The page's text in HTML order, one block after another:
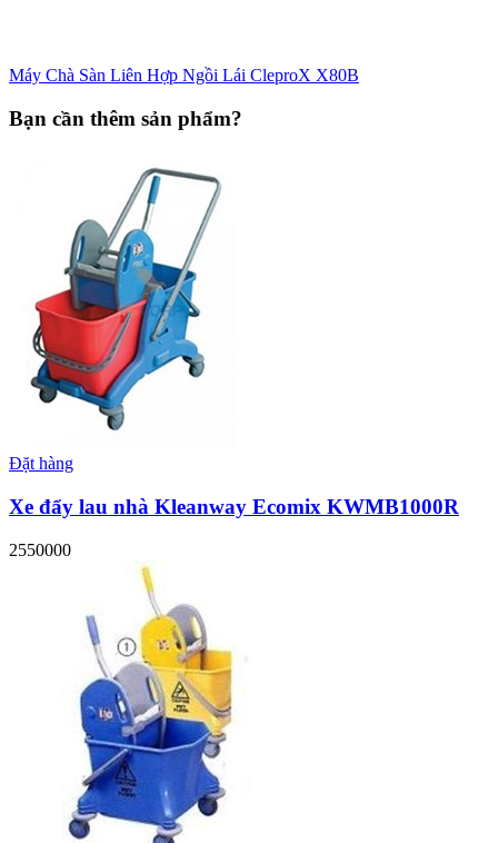
Máy Chà Sàn Liên Hợp Ngồi Lái CleproX X80B
Bạn cần thêm sản phẩm?
Đặt hàng
Xe đẩy lau nhà Kleanway Ecomix KWMB1000R
2550000